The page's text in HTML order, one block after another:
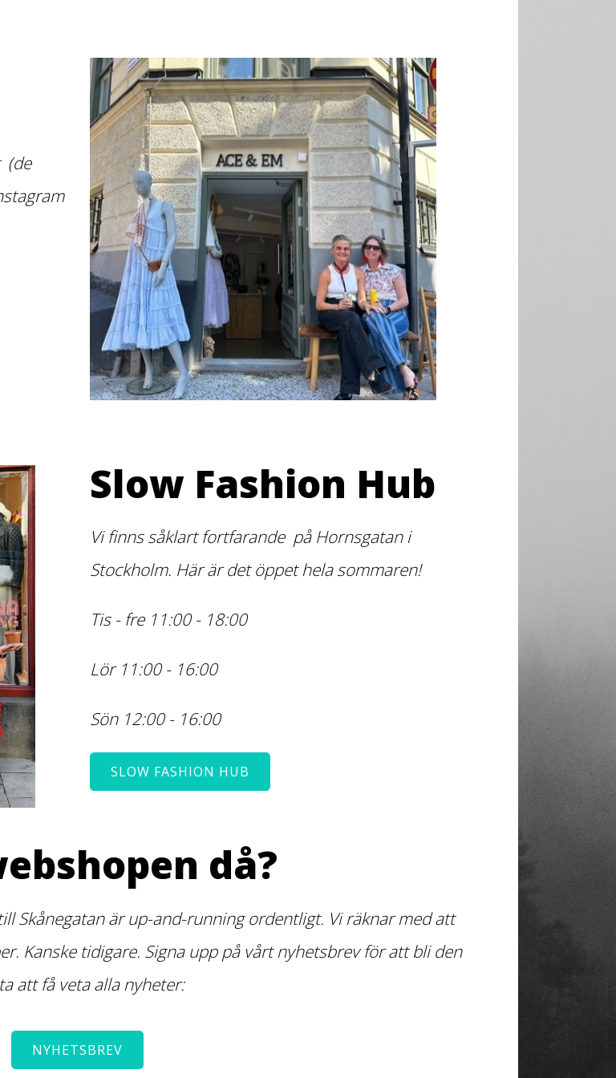
(de
Slow Fashion Hub
Vi finns såklart fortfarande på Hornsgatan i
Stockholm. Här är det öppet hela sommaren!
Tis - fre 11:00 - 18:00
Lör 11:00 - 16:00
Sön 12:00 - 16:00
SLOW FASHION HUB
då?
Skånegatan är up-and-running ordentligt. Vi räknar med att
Kanske tidigare. Signa upp på vårt nyhetsbrev för att bli den
att få veta alla nyheter:
NYHETSBREV